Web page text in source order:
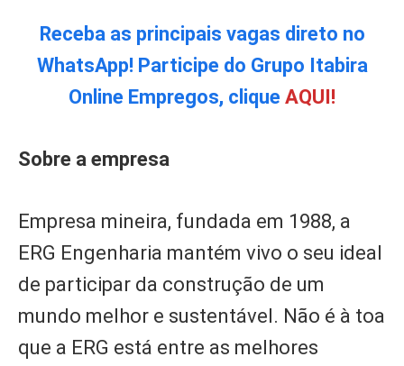
Receba as principais vagas direto no
WhatsApp! Participe do Grupo Itabira
Online Empregos, clique AQUI!
Sobre a empresa
Empresa mineira, fundada em 1988, a
ERG Engenharia mantém vivo o seu ideal
de participar da construção de um
mundo melhor e sustentável. Não é à toa
que a ERG está entre as melhores